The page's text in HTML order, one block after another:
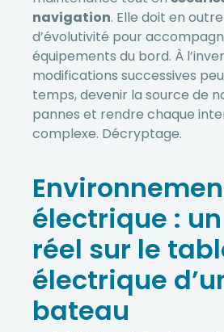
navigation. Elle doit en
d’évolutivité pour
équipements du bord. À
modifications successives
temps, devenir la source de
pannes et rendre chaque
complexe. Décryptage.
électrique :
réel sur le
électrique
bateau